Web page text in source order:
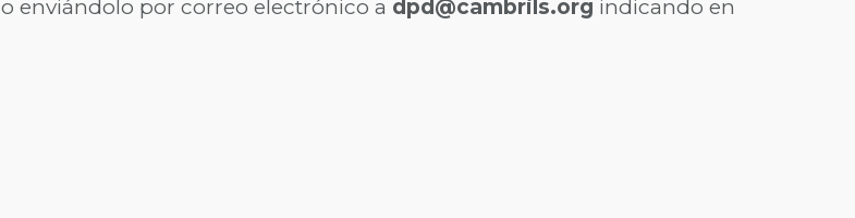
o enviándolo por correo electrónico a dpd@cambrils.org indicando en